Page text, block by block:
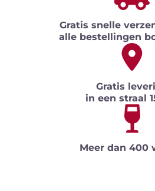
Gratis snelle
alle bestellingen
Gratis
in een straal
Meer dan 400